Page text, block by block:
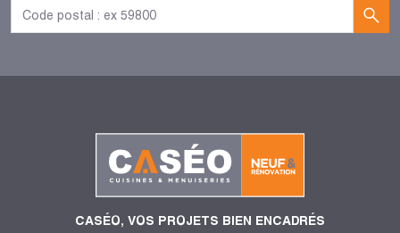
CASÉO, VOS PROJETS BIEN ENCADRÉS